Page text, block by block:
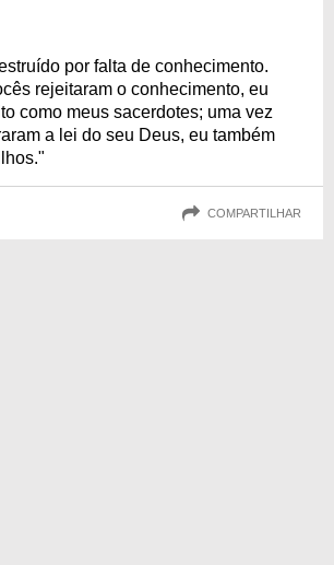
por falta de conhecimento.
rejeitaram o conhecimento, eu
como meus sacerdotes; uma vez
a lei do seu Deus, eu também
COMPARTILHAR